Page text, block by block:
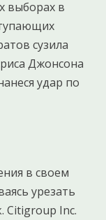
выборах в
сузила
Джонсона
удар по
в своем
урезать
Citigroup Inc.